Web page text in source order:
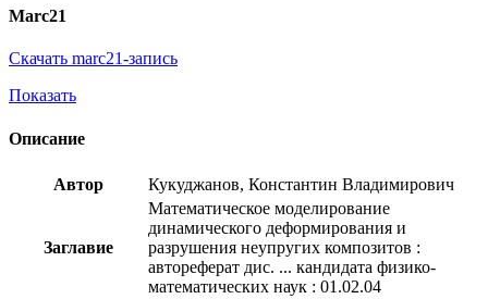
Marc21
Скачать marc21-запись
Показать
Описание
Автор Кукуджанов, Константин Владимирович
Заглавие
Математическое моделирование
динамического деформирования и
разрушения неупругих композитов :
автореферат дис. ... кандидата физико-
математических наук : 01.02.04